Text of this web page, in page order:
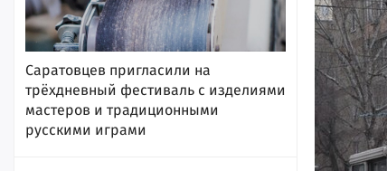
Саратовцев пригласили на
трёхдневный фестиваль с изделиями
мастеров и традиционными
русскими играми